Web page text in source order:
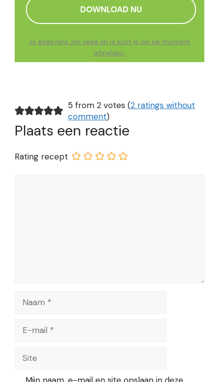
Je gegevens zijn veilig en je kunt je op elk moment
afmelden.
5 from 2 votes (2 ratings without
comment)
Plaats een reactie
Rating recept
mail